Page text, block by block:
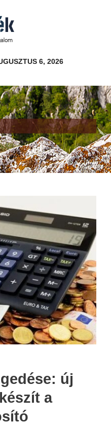
6, 2026
új
a